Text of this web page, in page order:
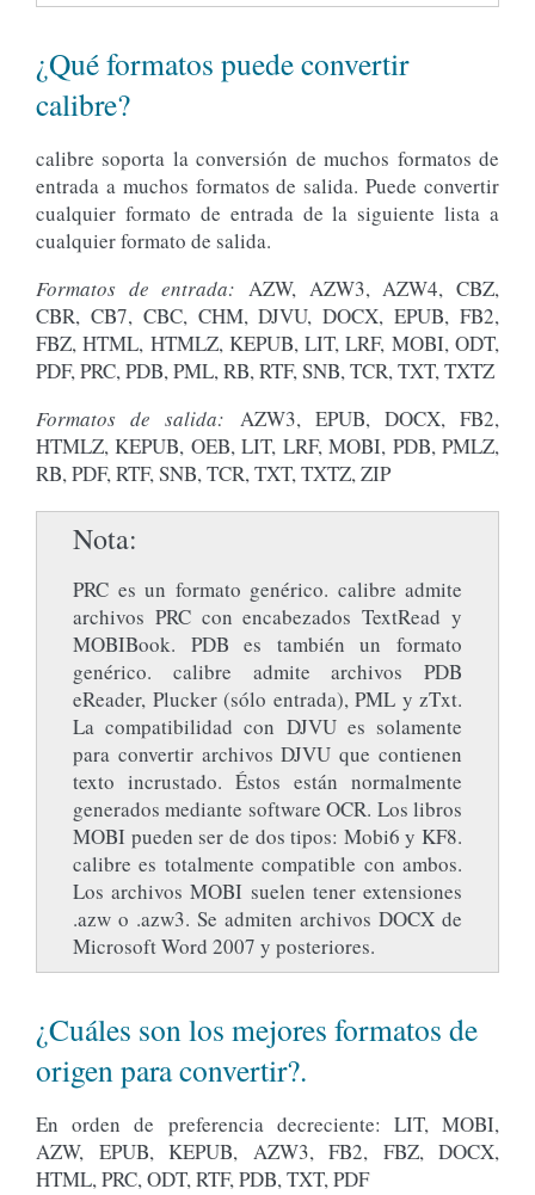
¿Qué formatos puede convertir
calibre?
calibre soporta la conversión de muchos formatos de
entrada a muchos formatos de salida. Puede convertir
cualquier formato de entrada de la siguiente lista a
cualquier formato de salida.
Formatos de entrada: AZW, AZW3, AZW4, CBZ,
CBR, CB7, CBC, CHM, DJVU, DOCX, EPUB, FB2,
FBZ, HTML, HTMLZ, KEPUB, LIT, LRF, MOBI, ODT,
PDF, PRC, PDB, PML, RB, RTF, SNB, TCR, TXT, TXTZ
Formatos de salida: AZW3, EPUB, DOCX, FB2,
HTMLZ, KEPUB, OEB, LIT, LRF, MOBI, PDB, PMLZ,
RB, PDF, RTF, SNB, TCR, TXT, TXTZ, ZIP
Nota
PRC es un formato genérico. calibre admite
archivos PRC con encabezados TextRead y
MOBIBook. PDB es también un formato
genérico. calibre admite archivos PDB
eReader, Plucker (sólo entrada), PML y zTxt.
La compatibilidad con DJVU es solamente
para convertir archivos DJVU que contienen
texto incrustado. Éstos están normalmente
generados mediante software OCR. Los libros
MOBI pueden ser de dos tipos: Mobi6 y KF8.
calibre es totalmente compatible con ambos.
Los archivos MOBI suelen tener extensiones
.azw o .azw3. Se admiten archivos DOCX de
Microsoft Word 2007 y posteriores.
¿Cuáles son los mejores formatos de
origen para convertir?.
En orden de preferencia decreciente: LIT, MOBI,
AZW, EPUB, KEPUB, AZW3, FB2, FBZ, DOCX,
HTML, PRC, ODT, RTF, PDB, TXT, PDF